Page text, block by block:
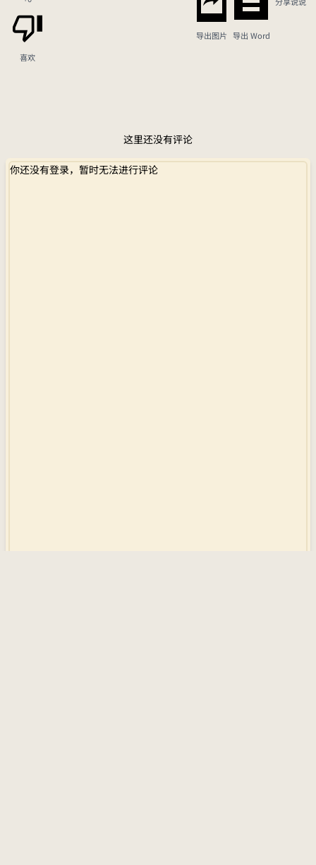
喜欢
导出图片 导出 Word
这里还没有评论
你还没有登录，暂时无法进行评论